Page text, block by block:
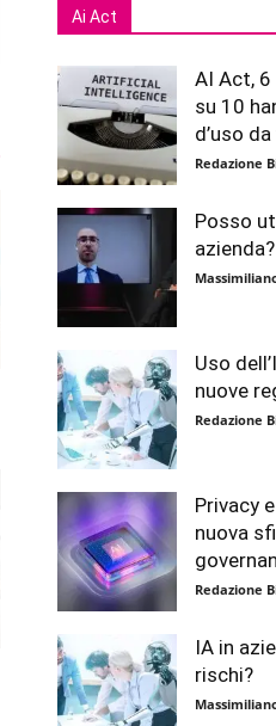
Ai Act
AI Act,
su 10
d’uso
Redazione
Posso
azienda?
Uso
nuove
Redazione
Privacy
nuova
Redazione
IA in
rischi?